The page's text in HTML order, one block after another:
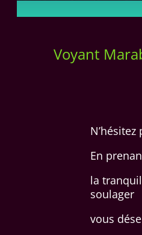
Voyant
En
la
soulager
vous